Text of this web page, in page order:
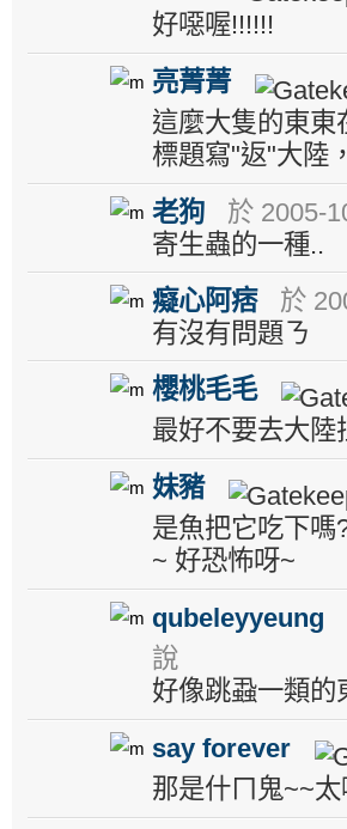
好噁喔!!!!!!
亮菁菁
這麼大隻的東東
標題寫"返"大陸
老狗
於 2005-
寄生蟲的一種..
癡心阿痞
於
有沒有問題ㄋ
櫻桃毛毛
最好不要去大陸
妹豬
是魚把它吃下嗎
~ 好恐怖呀~
qubeleyyeung
說
好像跳蝨一類的
say forever
那是什ㄇ鬼~~太